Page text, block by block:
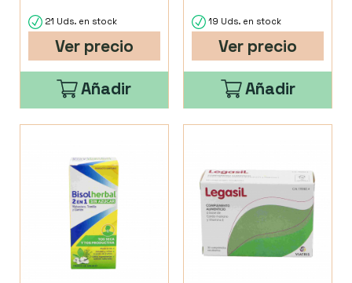
21 Uds. en stock
Ver precio
Añadir
19 Uds. en stock
Ver precio
Añadir